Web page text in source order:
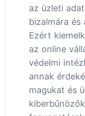
az üzleti
bizalmára és
Ezért
az online
védelmi
annak
magukat és